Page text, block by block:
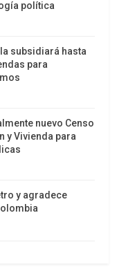
dicho que ella
del partido”.
en relación
en el
opuso al
pasado fueron
valores por
arguyó.
política
subsidiará hasta
para
nuevo Censo
y Vivienda para
y agradece